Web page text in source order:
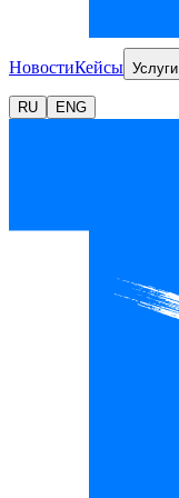
НовостиКейсы Услуги
RU ENG